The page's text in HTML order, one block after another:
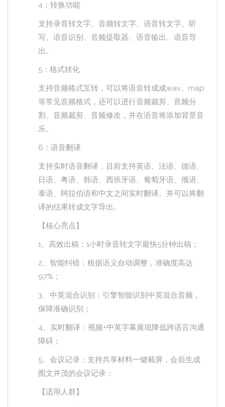
4：转换功能
支持录音转文字、音频转文字、语音转文字、听
写、语音识别、音频提取器、语音输出、语音导
出。
5：格式转化
支持音频格式互转，可以将语音转成成wav、map
等常见音频格式，还可以进行音频裁剪、音频分
割、音频裁剪、音频修改，并在语音将添加背景音
乐。
6：语音翻译
支持实时语音翻译，目前支持英语、法语、德语、
日语、粤语、韩语、西班牙语、葡萄牙语、俄语、
泰语、阿拉伯语和中文之间实时翻译。并可以将翻
译的结果转成文字导出。
【核心亮点】
1、高效出稿：1小时录音转文字最快5分钟出稿；
2、智能纠错：根据语义自动调整，准确度高达
97%；
3、中英混合识别：引擎智能识别中英混合音频，
保障准确识别；
4、实时翻译：视频+中英字幕展现降低跨语言沟通
障碍；
5、会议记录：支持共享材料一键截屏，会后生成
图文并茂的会议记录；
【适用人群】